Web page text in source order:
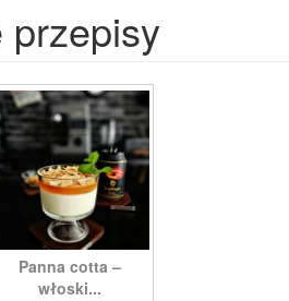
przepisy
Panna cotta –
włoski...